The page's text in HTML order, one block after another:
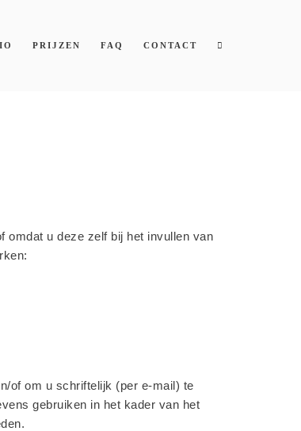
PRIJZEN FAQ CONTACT
omdat u deze zelf bij het invullen van
of om u schriftelijk (per e-mail) te
gebruiken in het kader van het